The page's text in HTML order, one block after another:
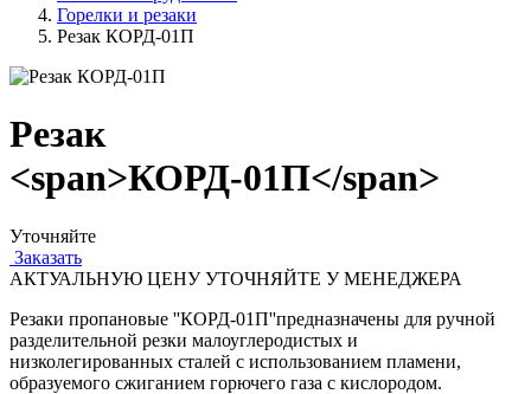
Горелки и резаки
Резак КОРД-01П
Резак
<span>КОРД-01П</span>
Уточняйте
Заказать
АКТУАЛЬНУЮ ЦЕНУ УТОЧНЯЙТЕ У МЕНЕДЖЕРА
Резаки пропановые ''КОРД-01П''предназначены для ручной
разделительной резки малоуглеродистых и
низколегированных сталей с использованием пламени,
образуемого сжиганием горючего газа с кислородом.